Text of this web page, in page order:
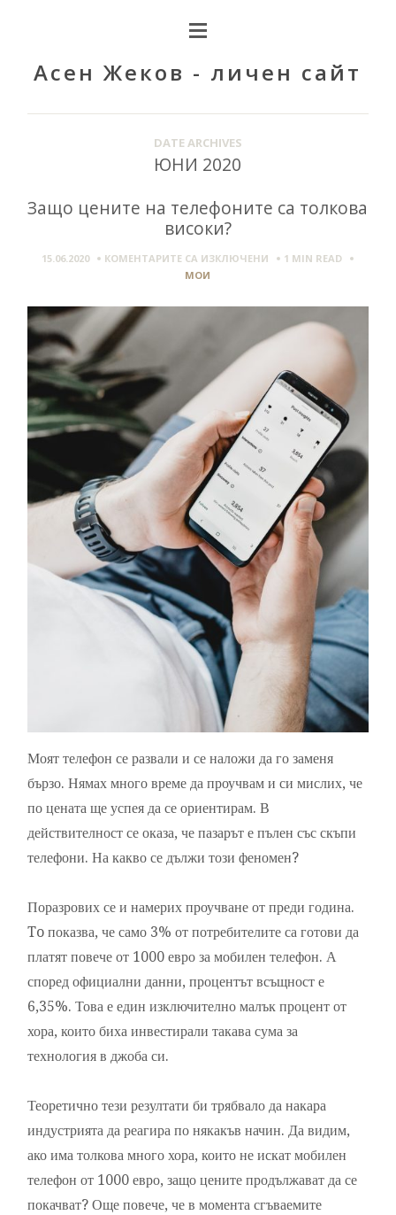
Асен Жеков - личен сайт
DATE ARCHIVES
ЮНИ 2020
Защо цените на телефоните са толкова
високи?
15.06.2020 КОМЕНТАРИТЕ СА ИЗКЛЮЧЕНИЗА
НА
ТЕЛЕФОНИТЕ
СА
ВИСОКИ?
1 MIN READ
МОИ
Моят телефон се развали и се наложи да го заменя
бързо. Нямах много време да проучвам и си мислих, че
по цената ще успея да се ориентирам. В
действителност се оказа, че пазарът е пълен със скъпи
телефони. На какво се дължи този феномен?
Поразрових се и намерих проучване от преди година.
To показва, че само 3% от потребителите са готови да
платят повече от 1000 евро за мобилен телефон. А
според официални данни, процентът всъщност е
6,35%. Това е един изключително малък процент от
хора, които биха инвестирали такава сума за
технология в джоба си.
Теоретично тези резултати би трябвало да накара
индустрията да реагира по някакъв начин. Да видим,
ако има толкова много хора, които не искат мобилен
телефон от 1000 евро, защо цените продължават да се
покачват? Още повече, че в момента сгъваемите